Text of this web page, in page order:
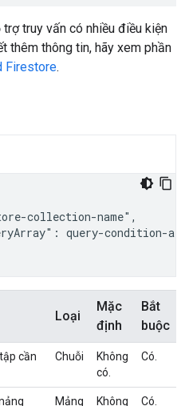
truy vấn có nhiều điều kiện
thêm thông tin, hãy xem phần
Firestore.
query-condition-
Loại
Mặc
định
Bắt
buộc
cần
Chuỗi
Không
có.
Có.
Mảng Không Có.